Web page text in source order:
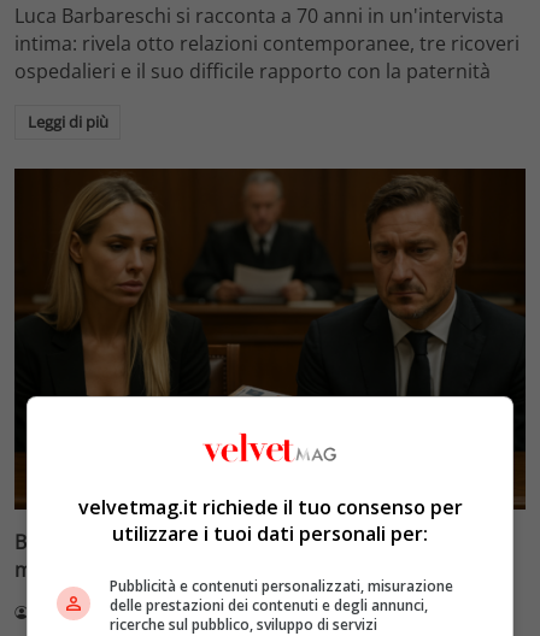
Luca Barbareschi si racconta a 70 anni in un'intervista
intima: rivela otto relazioni contemporanee, tre ricoveri
ospedalieri e il suo difficile rapporto con la paternità
Leggi di più
Blasi vs Totti: il giudice riduce l’assegno di
mantenimento a 10.900 euro
Redazione VelvetMAG 4 Agosto 2026
velvetmag.it richiede il tuo consenso per
utilizzare i tuoi dati personali per:
Pubblicità e contenuti personalizzati, misurazione
delle prestazioni dei contenuti e degli annunci,
ricerche sul pubblico, sviluppo di servizi